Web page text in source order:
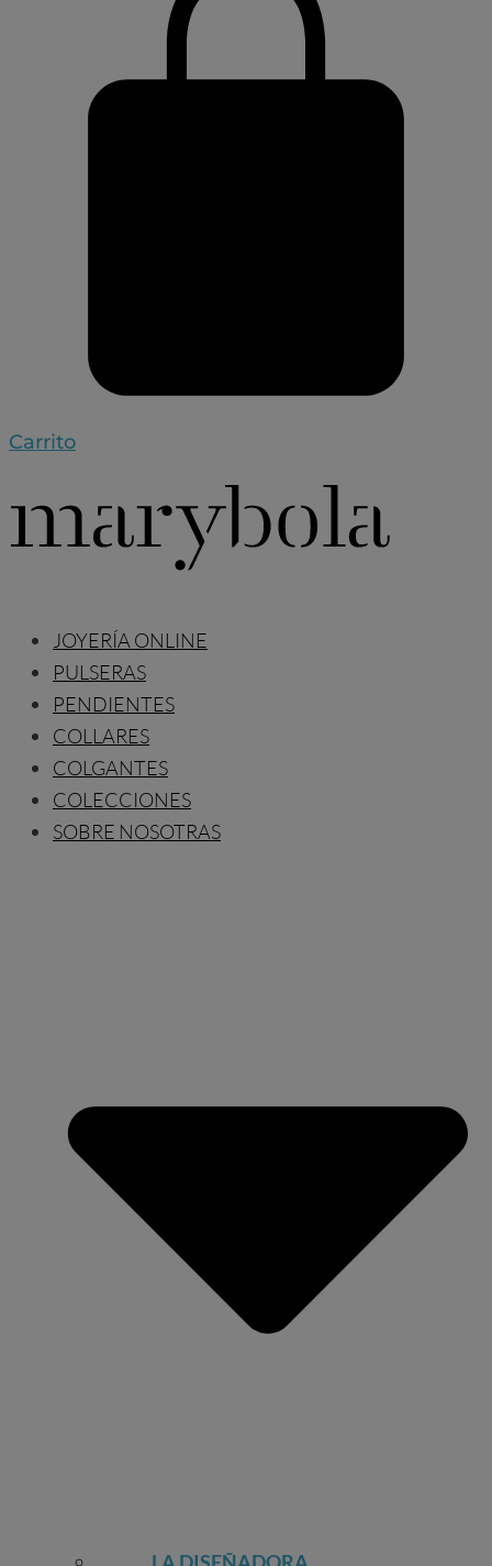
Carrito
JOYERÍA ONLINE
PULSERAS
PENDIENTES
COLLARES
COLGANTES
COLECCIONES
SOBRE NOSOTRAS